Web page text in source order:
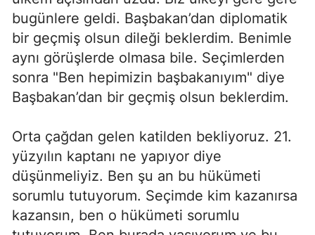
bugünlere geldi. Başbakan’dan diplomatik
bir geçmiş olsun dileği beklerdim. Benimle
aynı görüşlerde olmasa bile. Seçimlerden
sonra "Ben hepimizin başbakanıyım" diye
Başbakan’dan bir geçmiş olsun beklerdim.
Orta çağdan gelen katilden bekliyoruz. 21.
yüzyılın kaptanı ne yapıyor diye
düşünmeliyiz. Ben şu an bu hükümeti
sorumlu tutuyorum. Seçimde kim kazanırsa
kazansın, ben o hükümeti sorumlu